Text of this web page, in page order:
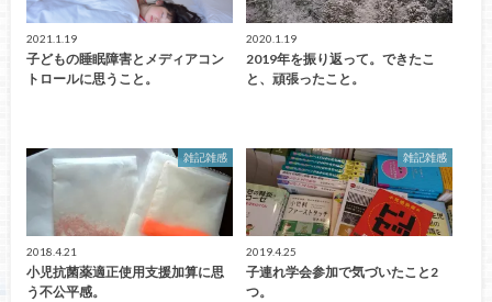
2021.1.19
子どもの睡眠障害とメディアコン
トロールに思うこと。
2020.1.19
2019年を振り返って。できたこ
と、頑張ったこと。
雑記雑感
2018.4.21
小児抗菌薬適正使用支援加算に思
う不公平感。
雑記雑感
2019.4.25
子連れ学会参加で気づいたこと2
つ。